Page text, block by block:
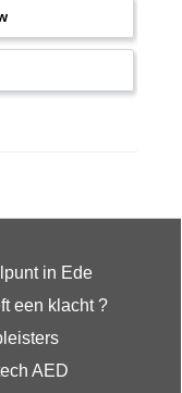
in Ede
een klacht ?
AED